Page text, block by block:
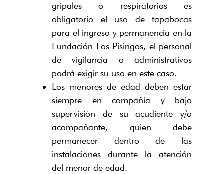
gripales o respiratorios es
obligatorio el uso de tapabocas
para el ingreso y permanencia en la
Fundación Los Pisingos, el personal
de vigilancia o administrativos
podrá exigir su uso en este caso.
Los menores de edad deben estar
siempre en compañía y bajo
supervisión de su acudiente y/o
acompañante, quien debe
permanecer dentro de las
instalaciones durante la atención
del menor de edad.